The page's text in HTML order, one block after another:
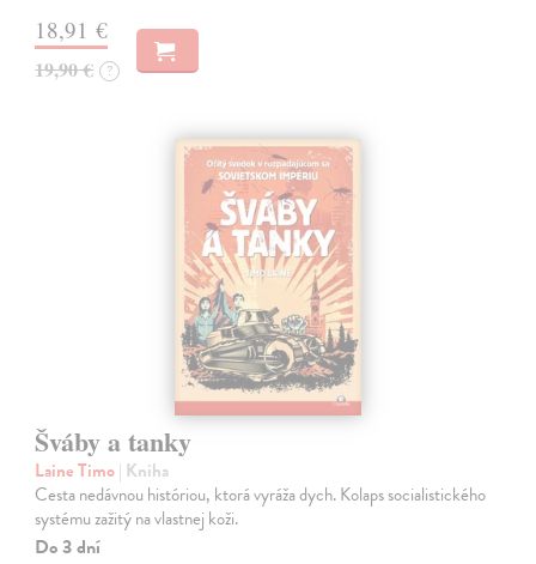
18,91 €
19,90 € ?
Šváby a tanky
Laine Timo| Kniha
Cesta nedávnou históriou, ktorá vyráža dych. Kolaps socialistického
systému zažitý na vlastnej koži.
Do 3 dní